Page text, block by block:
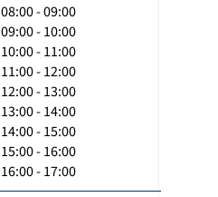
08:00 - 09:00
09:00 - 10:00
10:00 - 11:00
11:00 - 12:00
12:00 - 13:00
13:00 - 14:00
14:00 - 15:00
15:00 - 16:00
16:00 - 17:00